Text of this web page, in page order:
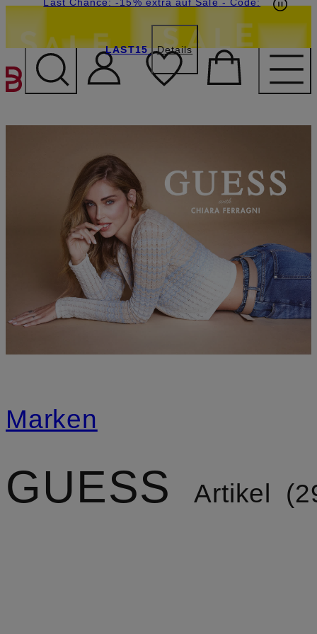
ZUM HAUPTINHALT
LAST15 Details
Marken
GUESS Artikel